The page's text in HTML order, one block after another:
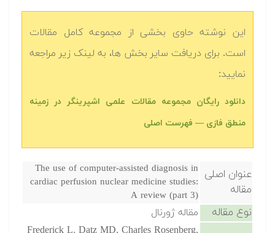
این نوشته حاوی بخشی از مجموعه کامل مقالات
است. برای دریافت سایر بخش ها، به لینک زیر مراجعه
نمایید:
دانلود رایگان مجموعه مقالات علمی اشپرینگر در زمینه
منطق فازی — فهرست اصلی
عنوان اصلی
مقاله
The use of computer-assisted diagnosis in
cardiac perfusion nuclear medicine studies:
A review (part 3)
نوع مقاله مقاله ژورنال